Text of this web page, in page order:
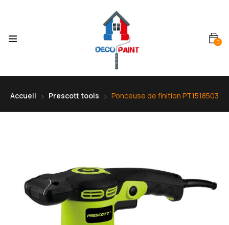
0
Accueil Prescott tools Ponceuse de finition PT1518503